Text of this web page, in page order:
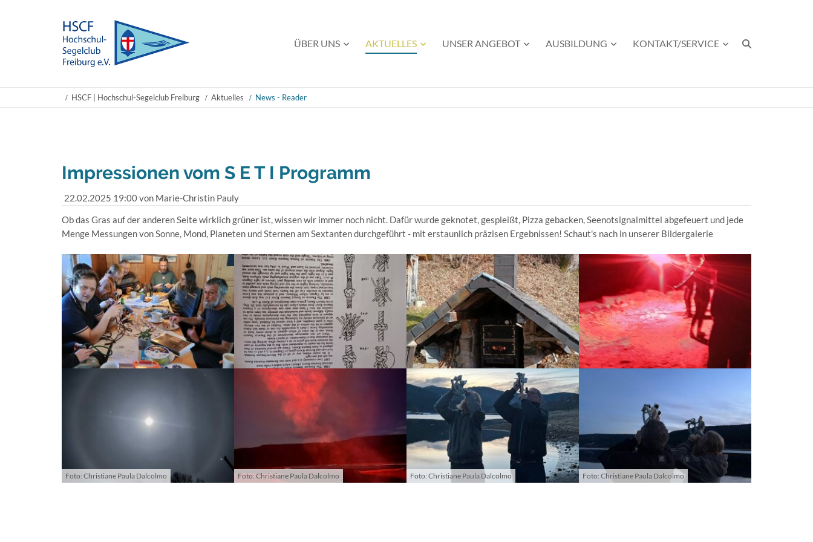
Navigation
ÜBER UNS AKTUELLES UNSER ANGEBOT AUSBILDUNG KONTAKT/SERVICE
HSCF | Hochschul-Segelclub Freiburg Aktuelles News - Reader
Impressionen vom S E T I Programm
22.02.2025 19:00von Marie-Christin Pauly
Ob das Gras auf der anderen Seite wirklich grüner ist, wissen wir immer noch nicht. Dafür wurde geknotet, gespleißt, Pizza gebacken, Seenotsignalmittel abgefeuert und jede
Menge Messungen von Sonne, Mond, Planeten und Sternen am Sextanten durchgeführt - mit erstaunlich präzisen Ergebnissen! Schaut's nach in unserer Bildergalerie
Foto: Christiane Paula Dalcolmo Foto: Christiane Paula Dalcolmo Foto: Christiane Paula Dalcolmo Foto: Christiane Paula Dalcolmo